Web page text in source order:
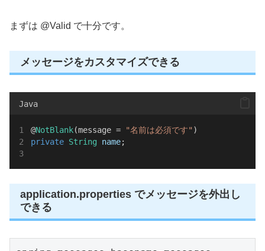
まずは @Valid で十分です。
メッセージをカスタマイズできる
Java
@NotBlank(message = "名前は必須です" )
private String name;
application.properties でメッセージを外出し
できる